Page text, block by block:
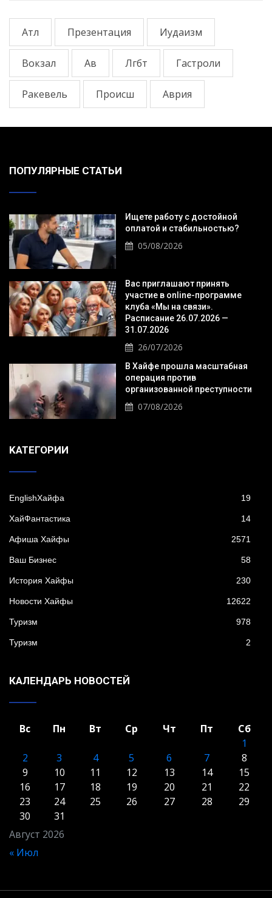
Атл Презентация Иудаизм
Вокзал Ав Лгбт Гастроли
Ракевель Происш Аврия
ПОПУЛЯРНЫЕ СТАТЬИ
Ищете работу с достойной
оплатой и стабильностью?
05/08/2026
Вас приглашают принять
участие в online-программе
клуба «Мы на связи».
Расписание 26.07.2026 —
31.07.2026
26/07/2026
В Хайфе прошла масштабная
операция против
организованной преступности
07/08/2026
KАТЕГОРИИ
EnglishХайфа 19
XайФантастика 14
Афиша Хайфы 2571
Ваш Бизнес 58
История Хайфы 230
Новости Хайфы 12622
Туризм 978
Туризм 2
КАЛЕНДАРЬ НОВОСТЕЙ
Август 2026
Вс Пн Вт Ср Чт Пт
Сб
1
2
3 4 5 6 7
8
9
10 11 12 13 14
15
16
17 18 19 20 21
22
23
24 25 26 27 28
29
30
31
« Июл